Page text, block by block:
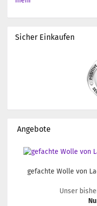
Sicher Einkaufen
Angebote
gefachte Wolle von
Unser